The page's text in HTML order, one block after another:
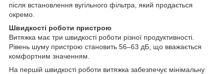
після встановлення вугільного фільтра, який продається
окремо.
Швидкості роботи пристрою
Витяжка має три швидкості роботи різної продуктивності.
Рівень шуму пристрою становить 56–63 дБ, що вважається
комфортним значенням.
На першій швидкості роботи витяжка забезпечує мінімальну